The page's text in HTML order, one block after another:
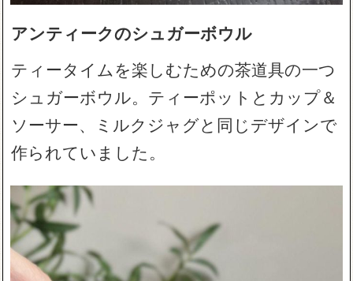
アンティークのシュガーボウル
ティータイムを楽しむための茶道具の一つ
シュガーボウル。ティーポットとカップ＆
ソーサー、ミルクジャグと同じデザインで
作られていました。